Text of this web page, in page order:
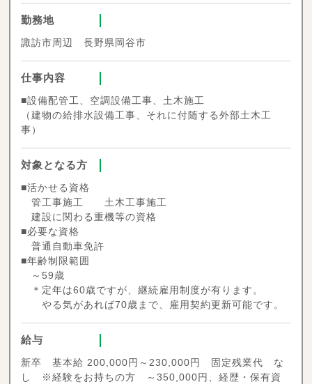
勤務地
諏訪市周辺 長野県岡谷市
仕事内容
■設備配管工、空調設備工事、土木施工
（建物の給排水設備工事、それに付随する外部土木工
事）
対象となる方
■活かせる資格
管工事施工 土木工事施工
建設に関わる重機等の資格
■必要な資格
普通自動車免許
■年齢制限範囲
～59歳
＊定年は60歳ですが、継続雇用制度が有ります。
やる気があれば70歳まで、雇用契約更新可能です。
給与
新卒 基本給 200,000円～230,000円 固定残業代 な
し ※経験をお持ちの方 ～350,000円、経歴・保有資